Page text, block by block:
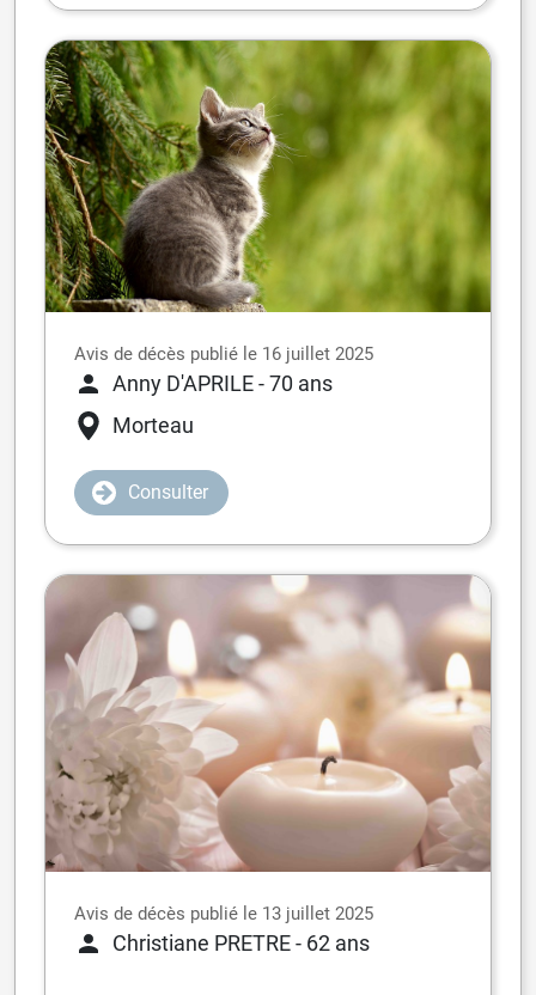
Avis de décès publié le 16 juillet 2025
Anny D'APRILE- 70 ans
Morteau
Consulter
Avis de décès publié le 13 juillet 2025
Christiane PRETRE- 62 ans